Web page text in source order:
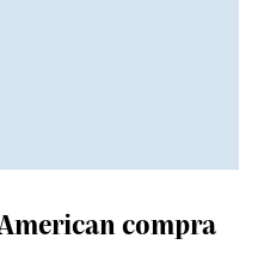
compra